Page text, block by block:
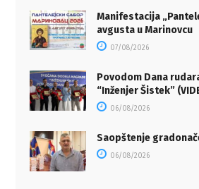
Manifestacija
avgusta u Marinovcu
07/08/2026
Povodom Dana
“Inženjer Šistek”
06/08/2026
Saopštenje
06/08/2026